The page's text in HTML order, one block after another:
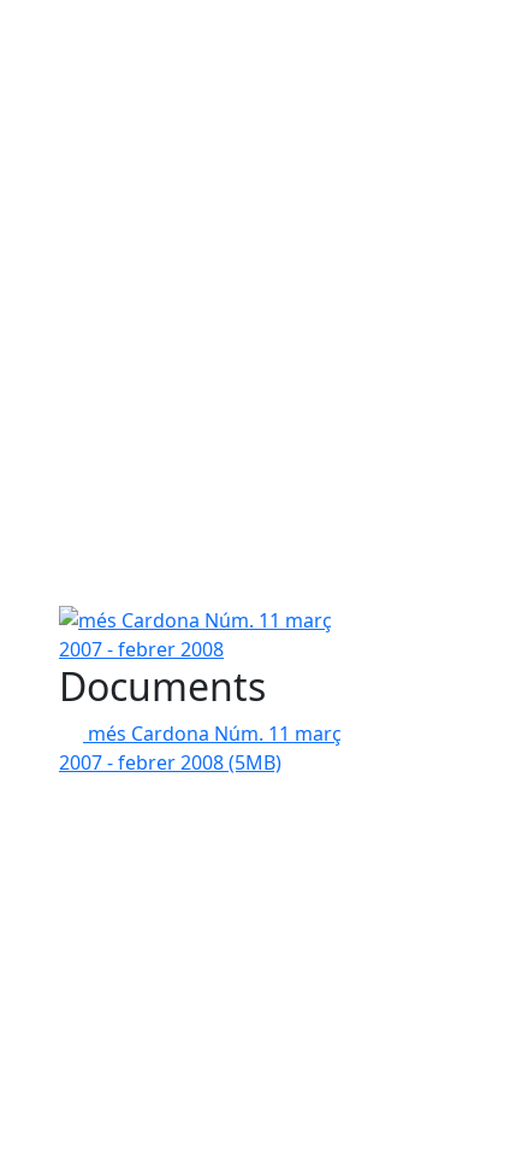
més Cardona Núm. 11 març 2007 - febrer 2008
Documents
més Cardona Núm. 11 març
2007 - febrer 2008(5MB)